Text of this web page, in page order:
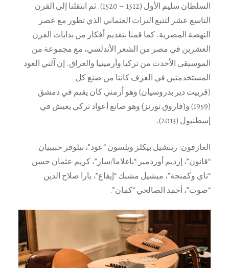
السلطان سليم الأول (1512 – 1520). ثم انتقلنا إلى القرن
التاسع عشر لتتبع التراث العثماني الذي تطور مع عصر
النهضة المصرية. كما قمنا بتقديم أفكار من بدايات القرن
العشرين في مصر من الشعر الأندلسي، مع مجموعة من
الموسيقى الأحدث من تركيا وأرمينيا والعراق. إن آلتي العود
المستخدمتين في العزف كانتا من صنع كل
(قربيت دير بدروسيان) وهو أرمني كان يقيم في دمشق
(1959) و(فاروق تورنز) وهو صانع أعواد تركي يعيش في
إسطنبول (2013).
العازفون: ريتشيل بيكلز ويلسون “عود”، نيلوفر حبيبيان
“قانون”، إرديم أوزدمير “باغلاما/ساز”، كريم عثمان حسن
“ناي وكمنجة”، ميشيل مشبك “إيقاع”، يارا صلاح الدين
“صوت”، أحمد الصالحي “كمان”.